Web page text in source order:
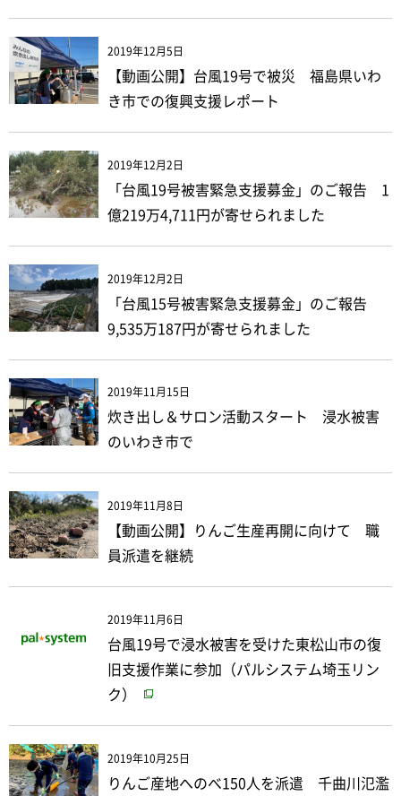
2019年12月5日
【動画公開】台風19号で被災 福島県いわ
き市での復興支援レポート
2019年12月2日
「台風19号被害緊急支援募金」のご報告 1
億219万4,711円が寄せられました
2019年12月2日
「台風15号被害緊急支援募金」のご報告
9,535万187円が寄せられました
2019年11月15日
炊き出し＆サロン活動スタート 浸水被害
のいわき市で
2019年11月8日
【動画公開】りんご生産再開に向けて 職
員派遣を継続
2019年11月6日
台風19号で浸水被害を受けた東松山市の復
旧支援作業に参加（パルシステム埼玉リン
ク）
2019年10月25日
りんご産地へのべ150人を派遣 千曲川氾濫